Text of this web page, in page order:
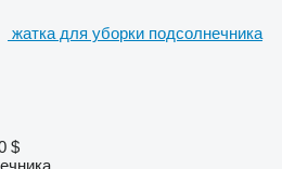
жатка для уборки подсолнечника
$